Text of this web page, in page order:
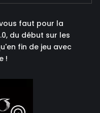
faut pour la
du début sur les
fin de jeu avec
!